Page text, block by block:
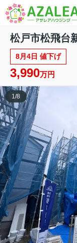
松戸市松飛台
8月4日 値下げ
3,990万円
1/8